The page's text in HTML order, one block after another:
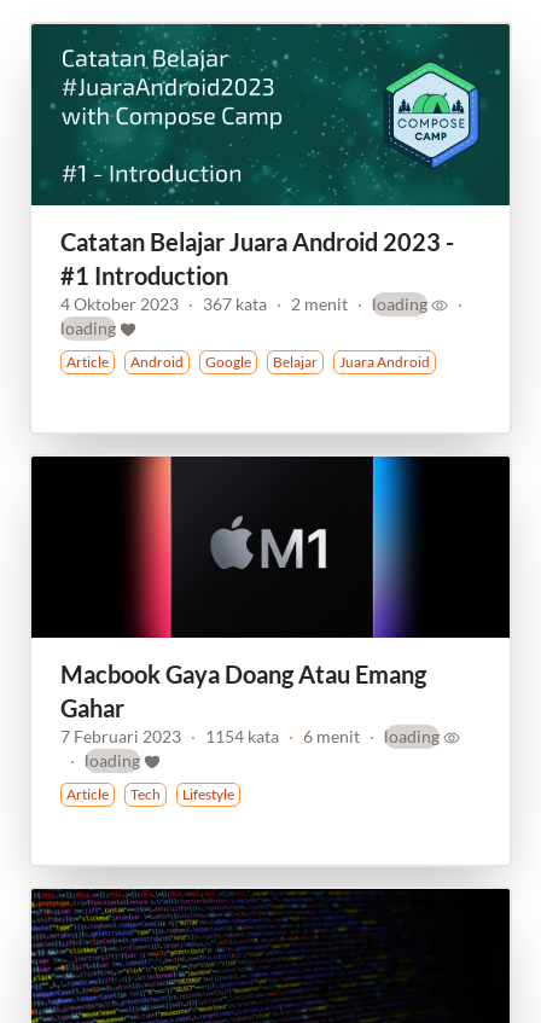
Catatan Belajar Juara Android 2023 -
#1 Introduction
4 Oktober 2023 · 367 kata · 2 menit · loading
·
loading
Article Android Google Belajar Juara Android
Macbook Gaya Doang Atau Emang
Gahar
7 Februari 2023 · 1154 kata · 6 menit · loading
· loading
Article Tech Lifestyle